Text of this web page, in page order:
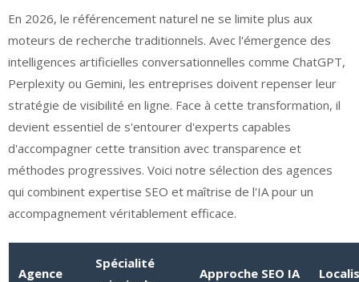
En 2026, le référencement naturel ne se limite plus aux
moteurs de recherche traditionnels. Avec l'émergence des
intelligences artificielles conversationnelles comme ChatGPT,
Perplexity ou Gemini, les entreprises doivent repenser leur
stratégie de visibilité en ligne. Face à cette transformation, il
devient essentiel de s'entourer d'experts capables
d'accompagner cette transition avec transparence et
méthodes progressives. Voici notre sélection des agences
qui combinent expertise SEO et maîtrise de l'IA pour un
accompagnement véritablement efficace.
Agence
Spécialité
Approche SEO IA